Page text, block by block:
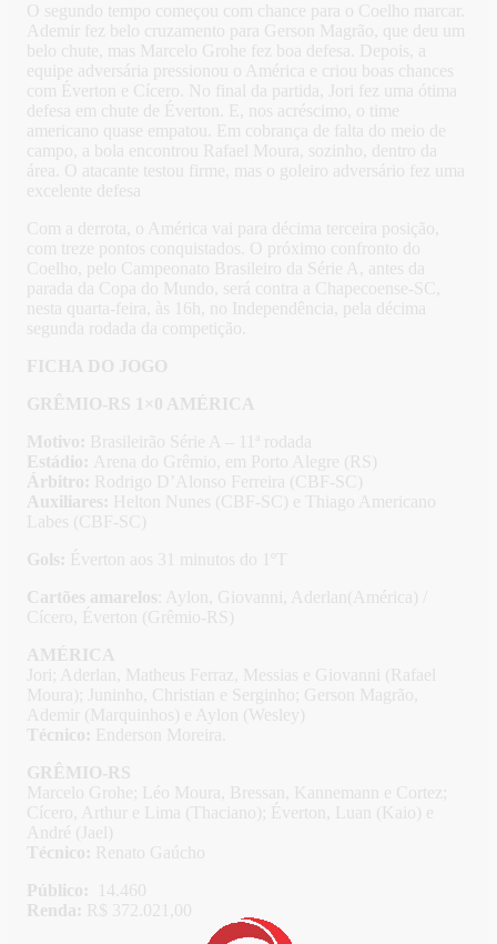
O segundo tempo começou com chance para o Coelho marcar.
Ademir fez belo cruzamento para Gerson Magrão, que deu um
belo chute, mas Marcelo Grohe fez boa defesa. Depois, a
equipe adversária pressionou o América e criou boas chances
com Éverton e Cícero. No final da partida, Jori fez uma ótima
defesa em chute de Éverton. E, nos acréscimo, o time
americano quase empatou. Em cobrança de falta do meio de
campo, a bola encontrou Rafael Moura, sozinho, dentro da
área. O atacante testou firme, mas o goleiro adversário fez uma
excelente defesa
Com a derrota, o América vai para décima terceira posição,
com treze pontos conquistados. O próximo confronto do
Coelho, pelo Campeonato Brasileiro da Série A, antes da
parada da Copa do Mundo, será contra a Chapecoense-SC,
nesta quarta-feira, às 16h, no Independência, pela décima
segunda rodada da competição.
FICHA DO JOGO
GRÊMIO-RS 1×0 AMÉRICA
Motivo:
Brasileirão Série A – 11ª rodada
Estádio:
Arena do Grêmio, em Porto Alegre (RS)
Árbitro:
Rodrigo D’Alonso Ferreira (CBF-SC)
Auxiliares:
Helton Nunes (CBF-SC) e Thiago Americano
Labes (CBF-SC)
Gols:
Éverton aos 31 minutos do 1ºT
Cartões amarelos : Aylon, Giovanni, Aderlan(América) /
Cícero, Éverton (Grêmio-RS)
AMÉRICA
Jori; Aderlan, Matheus Ferraz, Messias e Giovanni (Rafael
Moura); Juninho, Christian e Serginho; Gerson Magrão,
Ademir (Marquinhos) e Aylon (Wesley)
Técnico:
Enderson Moreira.
GRÊMIO-RS
Marcelo Grohe; Léo Moura, Bressan, Kannemann e Cortez;
Cícero, Arthur e Lima (Thaciano); Éverton, Luan (Kaio) e
André (Jael)
Técnico:
Renato Gaúcho
Público:
14.460
Renda:
R$ 372.021,00